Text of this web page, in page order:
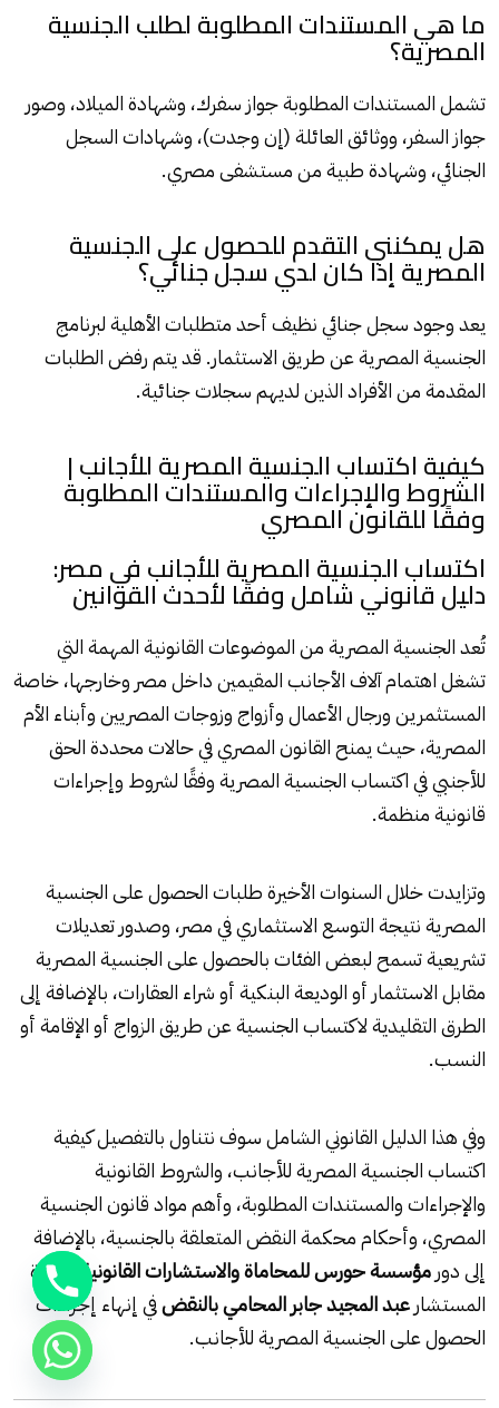
ما هي المستندات المطلوبة لطلب الجنسية
المصرية؟
تشمل المستندات المطلوبة جواز سفرك، وشهادة الميلاد، وصور
جواز السفر، ووثائق العائلة (إن وجدت)، وشهادات السجل
الجنائي، وشهادة طبية من مستشفى مصري.
هل يمكنني التقدم للحصول على الجنسية
المصرية إذا كان لدي سجل جنائي؟
يعد وجود سجل جنائي نظيف أحد متطلبات الأهلية لبرنامج
الجنسية المصرية عن طريق الاستثمار. قد يتم رفض الطلبات
المقدمة من الأفراد الذين لديهم سجلات جنائية.
كيفية اكتساب الجنسية المصرية للأجانب |
الشروط والإجراءات والمستندات المطلوبة
وفقًا للقانون المصري
اكتساب الجنسية المصرية للأجانب في مصر:
دليل قانوني شامل وفقًا لأحدث القوانين
تُعد الجنسية المصرية من الموضوعات القانونية المهمة التي
تشغل اهتمام آلاف الأجانب المقيمين داخل مصر وخارجها، خاصة
المستثمرين ورجال الأعمال وأزواج وزوجات المصريين وأبناء الأم
المصرية، حيث يمنح القانون المصري في حالات محددة الحق
للأجنبي في اكتساب الجنسية المصرية وفقًا لشروط وإجراءات
قانونية منظمة.
وتزايدت خلال السنوات الأخيرة طلبات الحصول على الجنسية
المصرية نتيجة التوسع الاستثماري في مصر، وصدور تعديلات
تشريعية تسمح لبعض الفئات بالحصول على الجنسية المصرية
مقابل الاستثمار أو الوديعة البنكية أو شراء العقارات، بالإضافة إلى
الطرق التقليدية لاكتساب الجنسية عن طريق الزواج أو الإقامة أو
النسب.
وفي هذا الدليل القانوني الشامل سوف نتناول بالتفصيل كيفية
اكتساب الجنسية المصرية للأجانب، والشروط القانونية
والإجراءات والمستندات المطلوبة، وأهم مواد قانون الجنسية
المصري، وأحكام محكمة النقض المتعلقة بالجنسية، بالإضافة
إلى دور مؤسسة حورس للمحاماة والاستشارات القانونية
بقيادة
المستشار عبد المجيد جابر المحامي بالنقضفي إنهاء إجراءات
الحصول على الجنسية المصرية للأجانب.